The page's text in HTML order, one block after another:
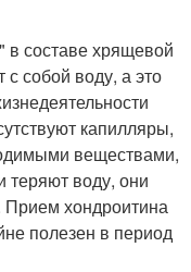
составе хрящевой
с собой воду, а это
капилляры,
веществами,
теряют воду, они
Прием хондроитина
полезен в период